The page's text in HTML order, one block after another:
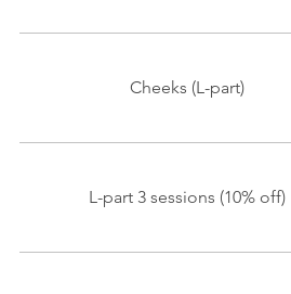
Cheeks (L-part)
L-part 3 sessions (10% off)